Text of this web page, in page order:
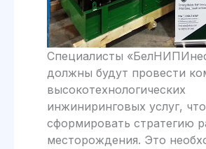
Специалисты
должны будут провести
высокотехнологических
инжиниринговых услуг,
сформировать стратегию
месторождения. Это